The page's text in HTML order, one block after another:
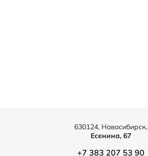
630124, Новосибирск,
Есенина, 67
+7 383 207 53 90